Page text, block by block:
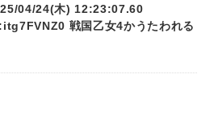
04/24(木) 12:23:07.60
戦国乙女4かうたわれる